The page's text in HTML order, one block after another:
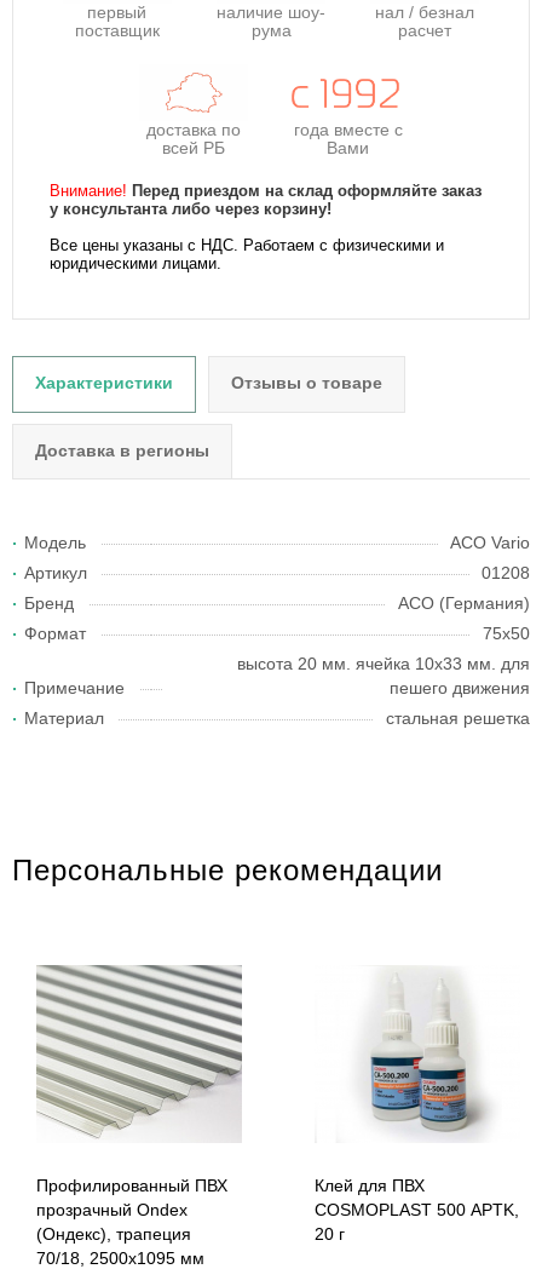
первый
поставщик
наличие шоу-
рума
нал / безнал
расчет
доставка по
всей РБ
года вместе с
Вами
Внимание! Перед приездом на склад оформляйте заказ
у консультанта либо через корзину!
Все цены указаны с НДС. Работаем с физическими и
юридическими лицами.
Характеристики Отзывы о товаре
Доставка в регионы
Модель
ACO Vario
Артикул
01208
Бренд
АСО (Германия)
Формат
75х50
Примечание
высота 20 мм. ячейка 10х33 мм. для
пешего движения
Материал
стальная решетка
Персональные рекомендации
Профилированный ПВХ
прозрачный Ondex
(Ондекс), трапеция
70/18, 2500х1095 мм
Клей для ПВХ
COSMOPLAST 500 APTK,
20 г